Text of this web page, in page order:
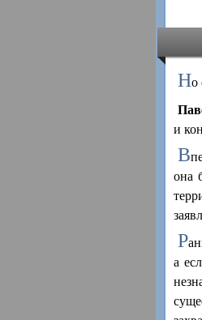
Но
и
В
она
Р
а